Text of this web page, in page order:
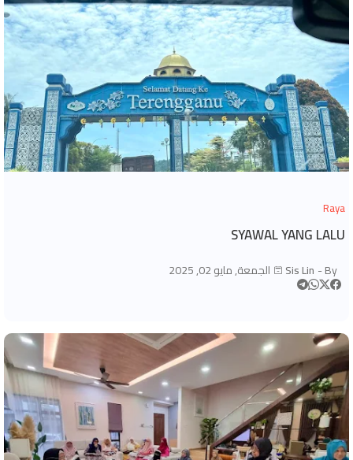
Raya
SYAWAL YANG LALU
By -
Sis Lin الجمعة, مايو 02, 2025